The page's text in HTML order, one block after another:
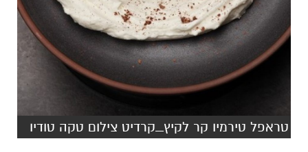
טראפל טירמיו קר לקיץ_קרדיט צילום טקה טודיו